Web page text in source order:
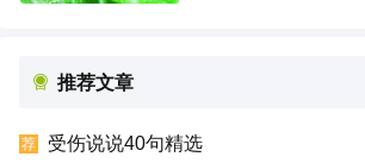
推荐文章
荐 受伤说说40句精选